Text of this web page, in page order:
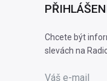
Chcete být
slevách na
Váš e-mail